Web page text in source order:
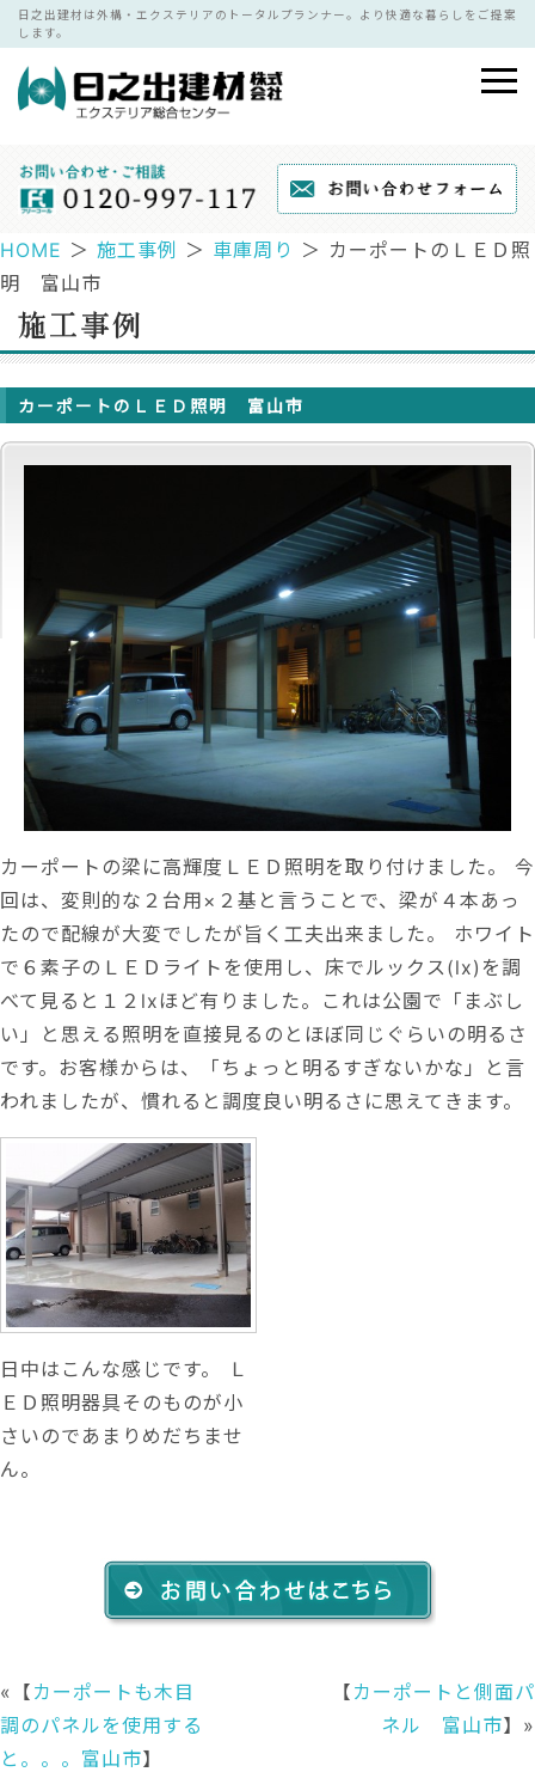
日之出建材は外構・エクステリアのトータルプランナー。より快適な暮らしをご提案
します。
HOME ＞ 施工事例 ＞ 車庫周り ＞ カーポートのＬＥＤ照
明 富山市
カーポートのＬＥＤ照明 富山市
カーポートの梁に高輝度ＬＥＤ照明を取り付けました。 今
回は、変則的な２台用×２基と言うことで、梁が４本あっ
たので配線が大変でしたが旨く工夫出来ました。 ホワイト
で６素子のＬＥＤライトを使用し、床でルックス(lx)を調
べて見ると１２lxほど有りました。これは公園で「まぶし
い」と思える照明を直接見るのとほぼ同じぐらいの明るさ
です。お客様からは、「ちょっと明るすぎないかな」と言
われましたが、慣れると調度良い明るさに思えてきます。
日中はこんな感じです。 Ｌ
ＥＤ照明器具そのものが小
さいのであまりめだちませ
ん。
«【 カーポートも木目
調のパネルを使用する
と。。。富山市】
【 カーポートと側面パ
ネル 富山市】»